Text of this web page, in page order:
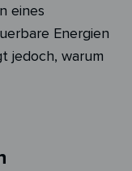
eines
Energien
jedoch, warum